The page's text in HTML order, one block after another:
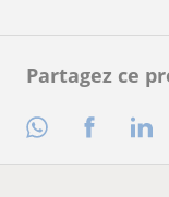
Partagez ce